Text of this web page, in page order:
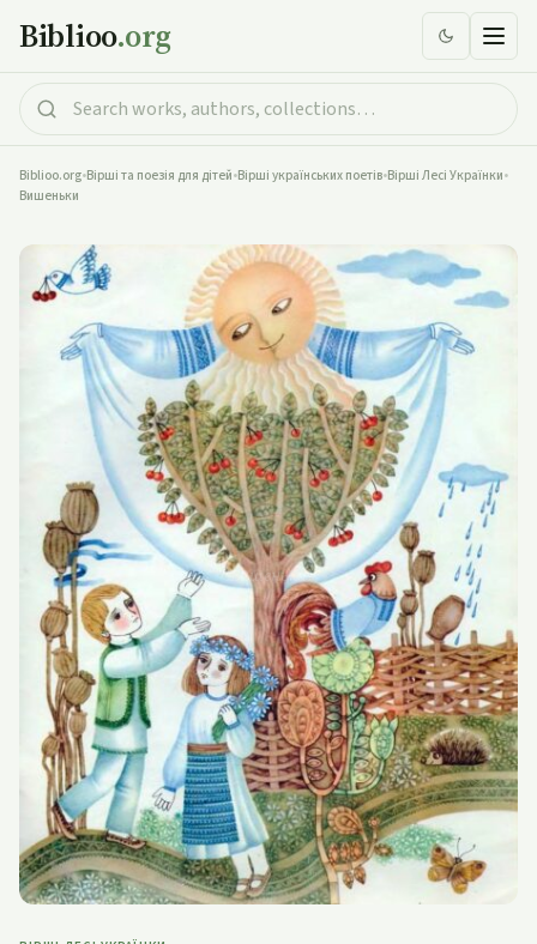
Biblioo.org
Biblioo.org•Вірші та поезія для дітей•Вірші українських поетів•Вірші Лесі Українки•
Вишеньки
Вишеньки